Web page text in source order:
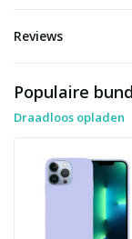
Reviews
Populaire
Draadloos opladen